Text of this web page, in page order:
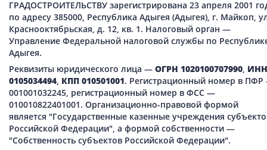
ГРАДОСТРОИТЕЛЬСТВУ зарегистрирована 23 апреля 2001
по адресу 385000, Республика Адыгея (Адыгея), г. Майкоп,
Краснооктябрьская, д. 12, кв. 1. Налоговый орган —
Управление Федеральной налоговой службы по
Адыгея.
Реквизиты юридического лица — ОГРН 1020100707990, ИНН
0105034494, КПП 010501001. Регистрационный номер в
001001032245, регистрационный номер в ФСС —
010010822401001. Организационно-правовой формой
является "Государственные казенные учреждения
Российской Федерации", а формой собственности —
"Собственность субъектов Российской Федерации".